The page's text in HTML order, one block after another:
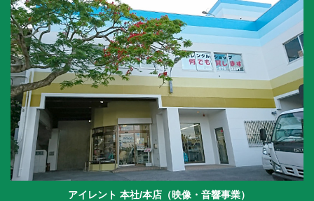
アイレント 本社/本店（映像・音響事業）